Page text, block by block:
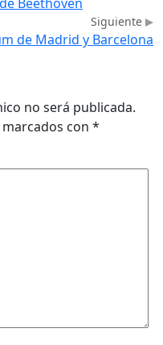
Siguiente
de Madrid y Barcelona
no será publicada.
con *